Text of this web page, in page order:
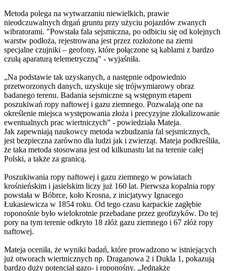
Metoda polega na wytwarzaniu niewielkich, prawie
nieodczuwalnych drgań gruntu przy użyciu pojazdów zwanych
wibratorami. "Powstała fala sejsmiczna, po odbiciu się od kolejnych
warstw podłoża, rejestrowana jest przez rozłożone na ziemi
specjalne czujniki – geofony, które połączone są kablami z bardzo
czułą aparaturą telemetryczną" - wyjaśniła.
„Na podstawie tak uzyskanych, a następnie odpowiednio
przetworzonych danych, uzyskuje się trójwymiarowy obraz
badanego terenu. Badania sejsmiczne są wstępnym etapem
poszukiwań ropy naftowej i gazu ziemnego. Pozwalają one na
określenie miejsca występowania złoża i precyzyjne zlokalizowanie
ewentualnych prac wiertniczych” - powiedziała Mateja.
Jak zapewniają naukowcy metoda wzbudzania fal sejsmicznych,
jest bezpieczna zarówno dla ludzi jak i zwierząt. Mateja podkreśliła,
że taka metoda stosowana jest od kilkunastu lat na terenie całej
Polski, a także za granicą.
Poszukiwania ropy naftowej i gazu ziemnego w powiatach
krośnieńskim i jasielskim liczy już 160 lat. Pierwsza kopalnia ropy
powstała w Bóbrce, koło Krosna, z inicjatywy Ignacego
Łukasiewicza w 1854 roku. Od tego czasu karpackie zagłębie
roponośnie było wielokrotnie przebadane przez geofizyków. Do tej
pory na tym terenie odkryto 18 złóż gazu ziemnego i 67 złóż ropy
naftowej.
Mateja oceniła, że wyniki badań, które prowadzono w istniejących
już otworach wiertnicznych np. Draganowa 2 i Dukla 1, pokazują
bardzo duży potencjał gazo- i roponośny. „Jednakże